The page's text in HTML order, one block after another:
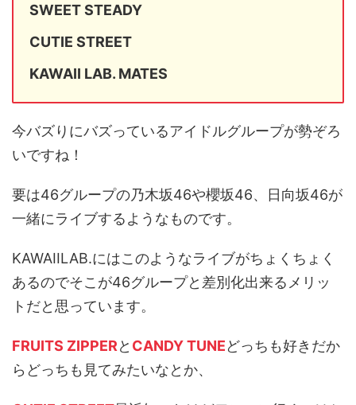
SWEET STEADY
CUTIE STREET
KAWAII LAB. MATES
今バズりにバズっているアイドルグループが勢ぞろ
いですね！
要は46グループの乃木坂46や櫻坂46、日向坂46が
一緒にライブするようなものです。
KAWAIILAB.にはこのようなライブがちょくちょく
あるのでそこが46グループと差別化出来るメリッ
トだと思っています。
FRUITS ZIPPERと CANDY TUNEどっちも好きだか
らどっちも見てみたいなとか、